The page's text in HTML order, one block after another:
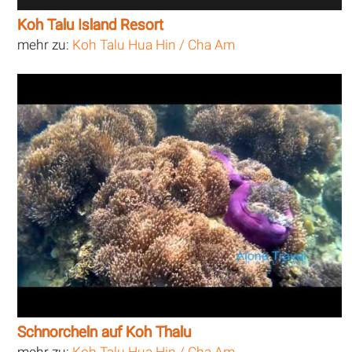
Koh Talu Island Resort
mehr zu: Koh Talu Hua Hin / Cha Am
Schnorcheln auf Koh Thalu